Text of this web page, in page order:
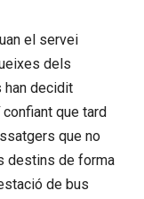
el servei
dels
han decidit
que tard
que no
destins de forma
de bus